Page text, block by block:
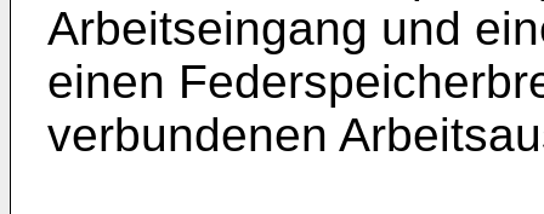
Arbeitseingang und
einen
verbundenen